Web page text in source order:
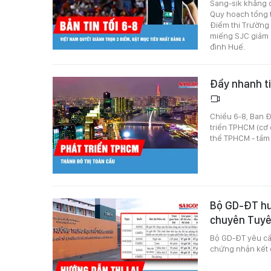
Sang-sik khẳng
Quy hoạch tổng
Điểm thi Trường
miếng SJC
đình Huế.
Đẩy nhanh
Chiều 6-8, Ban
triển TPHCM
thể TPHCM -
Bộ GD-ĐT
chuyên
Bộ GD-ĐT yêu
chứng nhận kết